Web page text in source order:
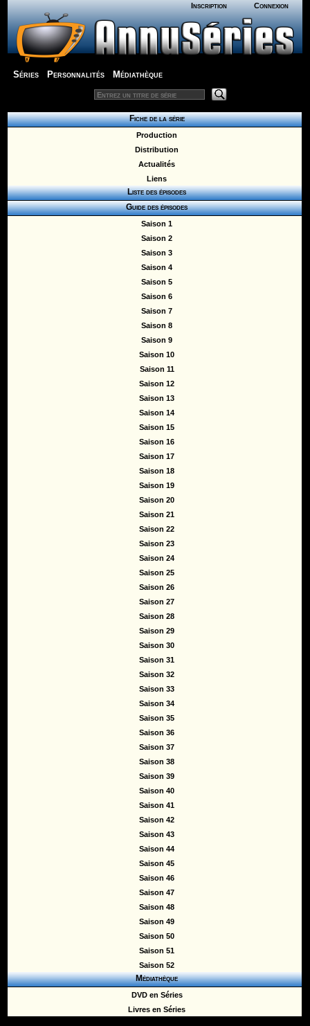
Inscription Connexion
Séries Personnalités Médiathèque
Fiche de la série
Production
Distribution
Actualités
Liens
Liste des épisodes
Guide des épisodes
Saison 1
Saison 2
Saison 3
Saison 4
Saison 5
Saison 6
Saison 7
Saison 8
Saison 9
Saison 10
Saison 11
Saison 12
Saison 13
Saison 14
Saison 15
Saison 16
Saison 17
Saison 18
Saison 19
Saison 20
Saison 21
Saison 22
Saison 23
Saison 24
Saison 25
Saison 26
Saison 27
Saison 28
Saison 29
Saison 30
Saison 31
Saison 32
Saison 33
Saison 34
Saison 35
Saison 36
Saison 37
Saison 38
Saison 39
Saison 40
Saison 41
Saison 42
Saison 43
Saison 44
Saison 45
Saison 46
Saison 47
Saison 48
Saison 49
Saison 50
Saison 51
Saison 52
Médiathèque
DVD en Séries
Livres en Séries